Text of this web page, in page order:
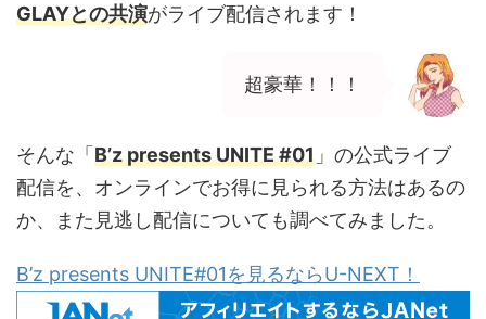
GLAYとの共演がライブ配信されます！
超豪華！！！
そんな「 B’z presents UNITE #01 」の公式ライブ
配信を、オンラインでお得に見られる方法はあるの
か、また見逃し配信についても調べてみました。
B’z presents UNITE#01を見るならU-NEXT！